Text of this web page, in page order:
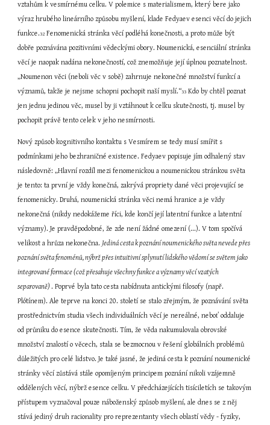
vztahům k vesmírnému celku. V polemice s materialismem, který bere jako
výraz hrubého lineárního způsobu myšlení, klade Fedyaev esenci věcí do jejich
funkce.32 Fenomenická stránka věcí podléhá konečnosti, a proto může být
dobře poznávána pozitivními vědeckými obory. Noumenická, esenciální stránka
věcí je naopak nadána nekonečností, což znemožňuje její úplnou poznatelnost.
„Noumenon věci (neboli věc v sobě) zahrnuje nekonečné množství funkcí a
významů, takže je nejsme schopni pochopit naší myslí.“33 Kdo by chtěl poznat
jen jednu jedinou věc, musel by ji vztáhnout k celku skutečnosti, tj. musel by
pochopit právě tento celek v jeho nesmírnosti.
Nový způsob kognitivního kontaktu s Vesmírem se tedy musí smířit s
podmínkami jeho bezhraničné existence. Fedyaev popisuje jím odhalený stav
následovně: „Hlavní rozdíl mezi fenomenickou a noumenickou stránkou světa
je tento: ta první je vždy konečná, zakrývá propriety dané věci projevující se
fenomenicky. Druhá, noumenická stránka věci nemá hranice a je vždy
nekonečná (nikdy nedokážeme říci, kde končí její latentní funkce a latentní
významy). Je pravděpodobné, že zde není žádné omezení (...). V tom spočívá
velikost a hrůza nekonečna. Jediná cesta k poznání noumenického světa nevede přes
poznání světa fenoménů, nýbrž přes intuitivní splynutí lidského vědomí se světem jako
integrované formace (což přesahuje všechny funkce a významy věcí vzatých
separovaně) . Poprvé byla tato cesta nabídnuta antickými filosofy (např.
Plótínem). Ale teprve na konci 20. století se stalo zřejmým, že poznávání světa
prostřednictvím studia všech individuálních věcí je nereálné, neboť oddaluje
od průniku do esence skutečnosti. Tím, že věda nakumulovala obrovské
množství znalostí o věcech, stala se bezmocnou v řešení globálních problémů
důležitých pro celé lidstvo. Je také jasné, že jediná cesta k poznání noumenické
stránky věcí zůstává stále opomíjeným principem poznání nikoli vzájemně
oddělených věcí, nýbrž esence celku. V předcházejících tisíciletích se takovým
přístupem vyznačoval pouze náboženský způsob myšlení, ale dnes se z něj
stává jediný druh racionality pro reprezentanty všech oblastí vědy - fyziky,